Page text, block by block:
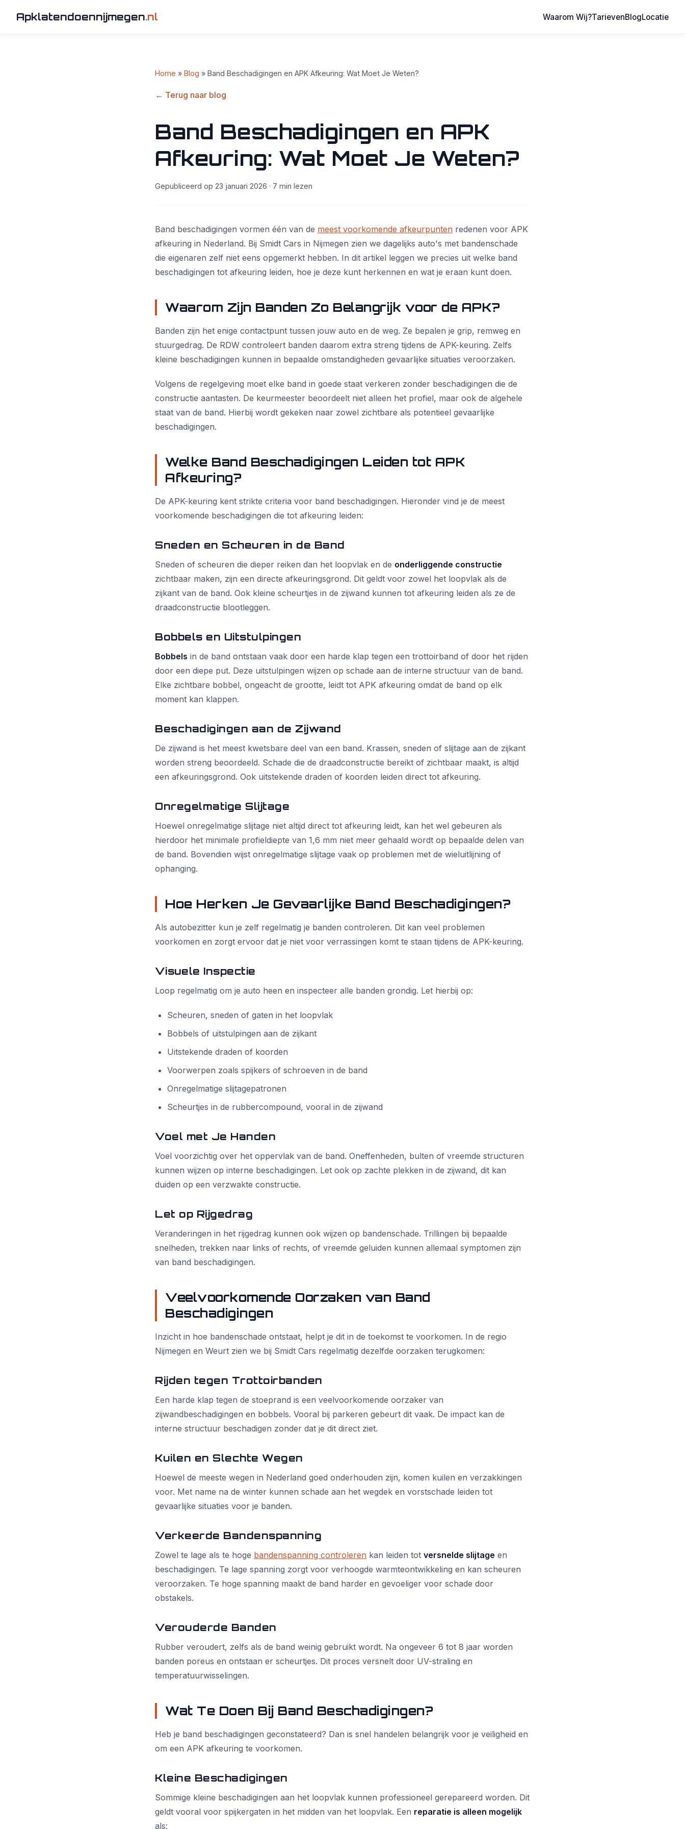
Apklatendoennijmegen.nl Waarom Wij?TarievenBlogLocatie
Home » Blog » Band Beschadigingen en APK Afkeuring: Wat Moet Je Weten?
← Terug naar blog
Band Beschadigingen en APK
Afkeuring: Wat Moet Je Weten?
Gepubliceerd op 23 januari 2026 · 7 min lezen
Band beschadigingen vormen één van de meest voorkomende afkeurpunten redenen voor APK
afkeuring in Nederland. Bij Smidt Cars in Nijmegen zien we dagelijks auto's met bandenschade
die eigenaren zelf niet eens opgemerkt hebben. In dit artikel leggen we precies uit welke band
beschadigingen tot afkeuring leiden, hoe je deze kunt herkennen en wat je eraan kunt doen.
Waarom Zijn Banden Zo Belangrijk voor de APK?
Banden zijn het enige contactpunt tussen jouw auto en de weg. Ze bepalen je grip, remweg en
stuurgedrag. De RDW controleert banden daarom extra streng tijdens de APK-keuring. Zelfs
kleine beschadigingen kunnen in bepaalde omstandigheden gevaarlijke situaties veroorzaken.
Volgens de regelgeving moet elke band in goede staat verkeren zonder beschadigingen die de
constructie aantasten. De keurmeester beoordeelt niet alleen het profiel, maar ook de algehele
staat van de band. Hierbij wordt gekeken naar zowel zichtbare als potentieel gevaarlijke
beschadigingen.
Welke Band Beschadigingen Leiden tot APK
Afkeuring?
De APK-keuring kent strikte criteria voor band beschadigingen. Hieronder vind je de meest
voorkomende beschadigingen die tot afkeuring leiden:
Sneden en Scheuren in de Band
Sneden of scheuren die dieper reiken dan het loopvlak en de onderliggende constructie
zichtbaar maken, zijn een directe afkeuringsgrond. Dit geldt voor zowel het loopvlak als de
zijkant van de band. Ook kleine scheurtjes in de zijwand kunnen tot afkeuring leiden als ze de
draadconstructie blootleggen.
Bobbels en Uitstulpingen
Bobbels in de band ontstaan vaak door een harde klap tegen een trottoirband of door het rijden
door een diepe put. Deze uitstulpingen wijzen op schade aan de interne structuur van de band.
Elke zichtbare bobbel, ongeacht de grootte, leidt tot APK afkeuring omdat de band op elk
moment kan klappen.
Beschadigingen aan de Zijwand
De zijwand is het meest kwetsbare deel van een band. Krassen, sneden of slijtage aan de zijkant
worden streng beoordeeld. Schade die de draadconstructie bereikt of zichtbaar maakt, is altijd
een afkeuringsgrond. Ook uitstekende draden of koorden leiden direct tot afkeuring.
Onregelmatige Slijtage
Hoewel onregelmatige slijtage niet altijd direct tot afkeuring leidt, kan het wel gebeuren als
hierdoor het minimale profieldiepte van 1,6 mm niet meer gehaald wordt op bepaalde delen van
de band. Bovendien wijst onregelmatige slijtage vaak op problemen met de wieluitlijning of
ophanging.
Hoe Herken Je Gevaarlijke Band Beschadigingen?
Als autobezitter kun je zelf regelmatig je banden controleren. Dit kan veel problemen
voorkomen en zorgt ervoor dat je niet voor verrassingen komt te staan tijdens de APK-keuring.
Visuele Inspectie
Loop regelmatig om je auto heen en inspecteer alle banden grondig. Let hierbij op:
Scheuren, sneden of gaten in het loopvlak
Bobbels of uitstulpingen aan de zijkant
Uitstekende draden of koorden
Voorwerpen zoals spijkers of schroeven in de band
Onregelmatige slijtagepatronen
Scheurtjes in de rubbercompound, vooral in de zijwand
Voel met Je Handen
Voel voorzichtig over het oppervlak van de band. Oneffenheden, bulten of vreemde structuren
kunnen wijzen op interne beschadigingen. Let ook op zachte plekken in de zijwand, dit kan
duiden op een verzwakte constructie.
Let op Rijgedrag
Veranderingen in het rijgedrag kunnen ook wijzen op bandenschade. Trillingen bij bepaalde
snelheden, trekken naar links of rechts, of vreemde geluiden kunnen allemaal symptomen zijn
van band beschadigingen.
Veelvoorkomende Oorzaken van Band
Beschadigingen
Inzicht in hoe bandenschade ontstaat, helpt je dit in de toekomst te voorkomen. In de regio
Nijmegen en Weurt zien we bij Smidt Cars regelmatig dezelfde oorzaken terugkomen:
Rijden tegen Trottoirbanden
Een harde klap tegen de stoeprand is een veelvoorkomende oorzaker van
zijwandbeschadigingen en bobbels. Vooral bij parkeren gebeurt dit vaak. De impact kan de
interne structuur beschadigen zonder dat je dit direct ziet.
Kuilen en Slechte Wegen
Hoewel de meeste wegen in Nederland goed onderhouden zijn, komen kuilen en verzakkingen
voor. Met name na de winter kunnen schade aan het wegdek en vorstschade leiden tot
gevaarlijke situaties voor je banden.
Verkeerde Bandenspanning
Zowel te lage als te hoge bandenspanning controleren kan leiden tot versnelde slijtage en
beschadigingen. Te lage spanning zorgt voor verhoogde warmteontwikkeling en kan scheuren
veroorzaken. Te hoge spanning maakt de band harder en gevoeliger voor schade door
obstakels.
Verouderde Banden
Rubber veroudert, zelfs als de band weinig gebruikt wordt. Na ongeveer 6 tot 8 jaar worden
banden poreus en ontstaan er scheurtjes. Dit proces versnelt door UV-straling en
temperatuurwisselingen.
Wat Te Doen Bij Band Beschadigingen?
Heb je band beschadigingen geconstateerd? Dan is snel handelen belangrijk voor je veiligheid en
om een APK afkeuring te voorkomen.
Kleine Beschadigingen
Sommige kleine beschadigingen aan het loopvlak kunnen professioneel gerepareerd worden. Dit
geldt vooral voor spijkergaten in het midden van het loopvlak. Een reparatie is alleen mogelijk
als: